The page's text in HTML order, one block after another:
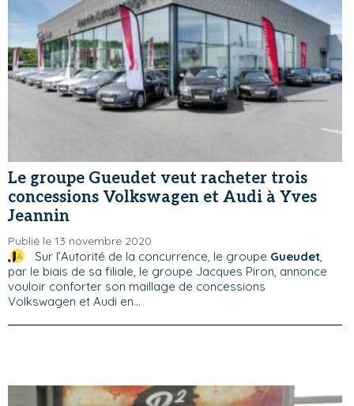
Le groupe Gueudet veut racheter trois
concessions Volkswagen et Audi à Yves
Jeannin
Publié le 13 novembre 2020
Sur l’Autorité de la concurrence, le groupe Gueudet,
par le biais de sa filiale, le groupe Jacques Piron, annonce
vouloir conforter son maillage de concessions
Volkswagen et Audi en...